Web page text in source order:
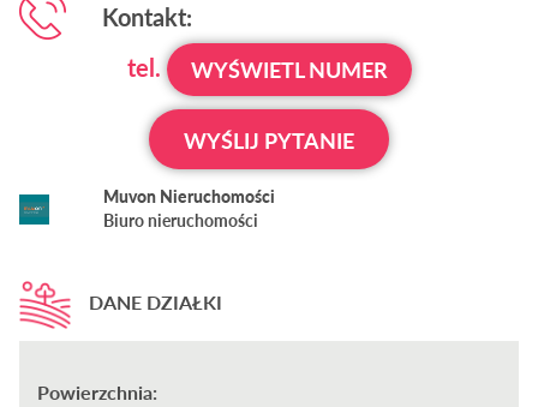
Kontakt:
tel.
WYŚWIETL NUMER
WYŚLIJ PYTANIE
Muvon Nieruchomości
Biuro nieruchomości
DANE DZIAŁKI
Powierzchnia: